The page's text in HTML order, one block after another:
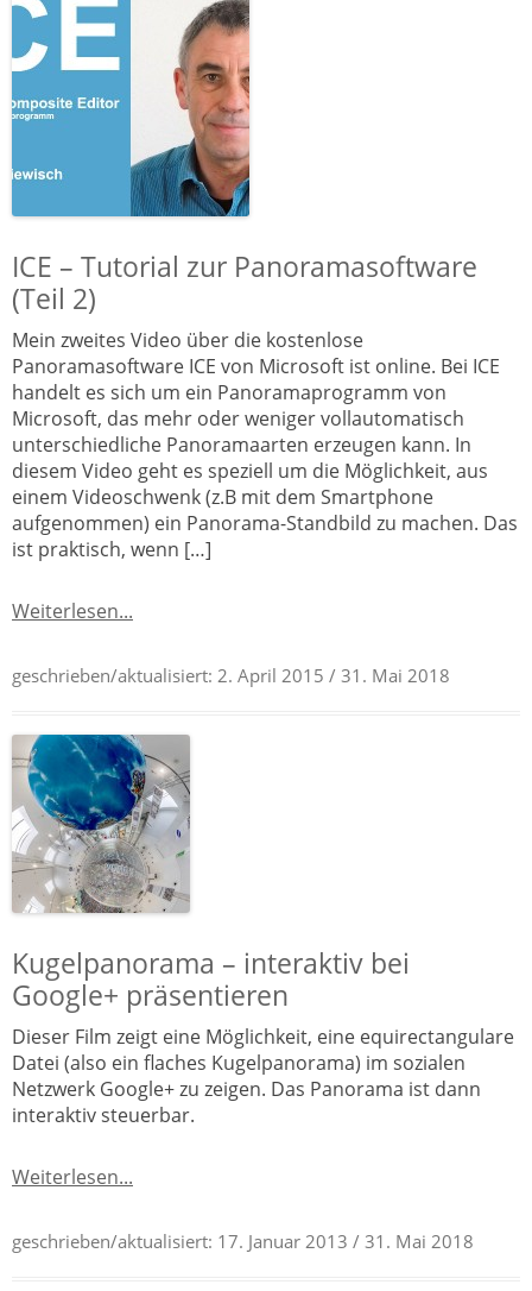
ICE – Tutorial zur Panoramasoftware
(Teil 2)
Mein zweites Video über die kostenlose
Panoramasoftware ICE von Microsoft ist online. Bei ICE
handelt es sich um ein Panoramaprogramm von
Microsoft, das mehr oder weniger vollautomatisch
unterschiedliche Panoramaarten erzeugen kann. In
diesem Video geht es speziell um die Möglichkeit, aus
einem Videoschwenk (z.B mit dem Smartphone
aufgenommen) ein Panorama-Standbild zu machen. Das
ist praktisch, wenn […]
Weiterlesen...
geschrieben/aktualisiert: 2. April 2015 / 31. Mai 2018
Kugelpanorama – interaktiv bei
Google+ präsentieren
Dieser Film zeigt eine Möglichkeit, eine equirectangulare
Datei (also ein flaches Kugelpanorama) im sozialen
Netzwerk Google+ zu zeigen. Das Panorama ist dann
interaktiv steuerbar.
Weiterlesen...
geschrieben/aktualisiert: 17. Januar 2013 / 31. Mai 2018